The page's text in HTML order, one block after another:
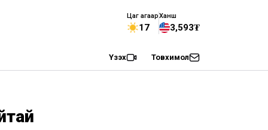
Цаг агаар
17
Ханш
3,593₮
Үзэх Товхимол